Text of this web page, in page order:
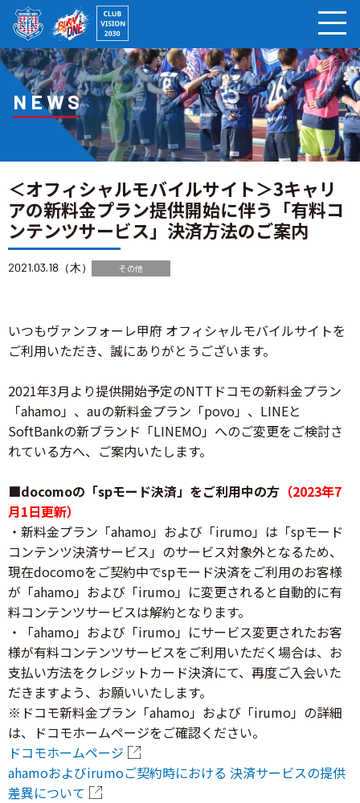
NEWS
＜オフィシャルモバイルサイト＞3キャリ
アの新料金プラン提供開始に伴う「有料コ
ンテンツサービス」決済方法のご案内
2021.03.18（木） その他
いつもヴァンフォーレ甲府 オフィシャルモバイルサイトを
ご利用いただき、誠にありがとうございます。
2021年3月より提供開始予定のNTTドコモの新料金プラン
「ahamo」、auの新料金プラン「povo」、LINEと
SoftBankの新ブランド「LINEMO」へのご変更をご検討さ
れている方へ、ご案内いたします。
■docomoの「spモード決済」をご利用中の方 （2023年7
月1日更新）
・新料金プラン「ahamo」および「irumo」は「spモード
コンテンツ決済サービス」のサービス対象外となるため、
現在docomoをご契約中でspモード決済をご利用のお客様
が「ahamo」および「irumo」に変更されると自動的に有
料コンテンツサービスは解約となります。
・「ahamo」および「irumo」にサービス変更されたお客
様が有料コンテンツサービスをご利用いただく場合は、お
支払い方法をクレジットカード決済にて、再度ご入会いた
だきますよう、お願いいたします。
※ドコモ新料金プラン「ahamo」および「irumo」の詳細
は、ドコモホームページをご確認ください。
ドコモホームページ
ahamoおよびirumoご契約時における 決済サービスの提供
差異について